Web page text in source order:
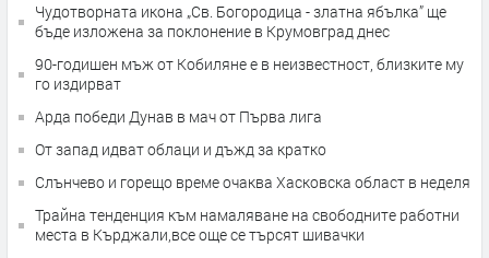
Чудотворната икона „Св. Богородица - златна ябълка” ще
бъде изложена за поклонение в Крумовград днес
90-годишен мъж от Кобиляне е в неизвестност, близките му
го издирват
Арда победи Дунав в мач от Първа лига
От запад идват облаци и дъжд за кратко
Слънчево и горещо време очаква Хасковска област в неделя
Трайна тенденция към намаляване на свободните работни
места в Кърджали,все още се търсят шивачки